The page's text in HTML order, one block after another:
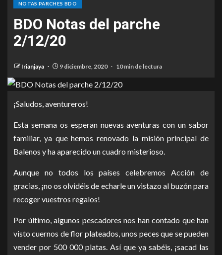
NOTAS PARCHES BDO
BDO Notas del parche
2/12/20
Irianjaya 9 diciembre, 2020 10 min de lectura
¡Saludos, aventureros!
Esta semana os esperan nuevas aventuras con un sabor
familiar, ya que hemos renovado la misión principal de
Balenos y ha aparecido un cuadro misterioso.
Aunque no todos los países celebremos Acción de
gracias, ¡no os olvidéis de echarle un vistazo al buzón para
recoger vuestros regalos!
Por último, algunos pescadores nos han contado que han
visto cuernos de flor plateados, unos peces que se pueden
vender por 500 000 platas. Así que ya sabéis, ¡sacad las